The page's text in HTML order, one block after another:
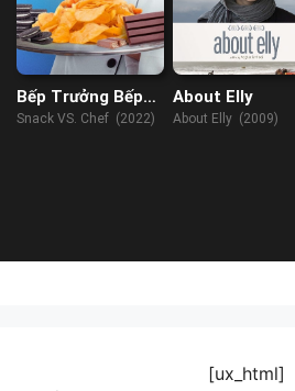
Bếp Trưởng Bếp
Ăn Vặt
Snack VS. Chef (2022)
About Elly
About Elly (2009)